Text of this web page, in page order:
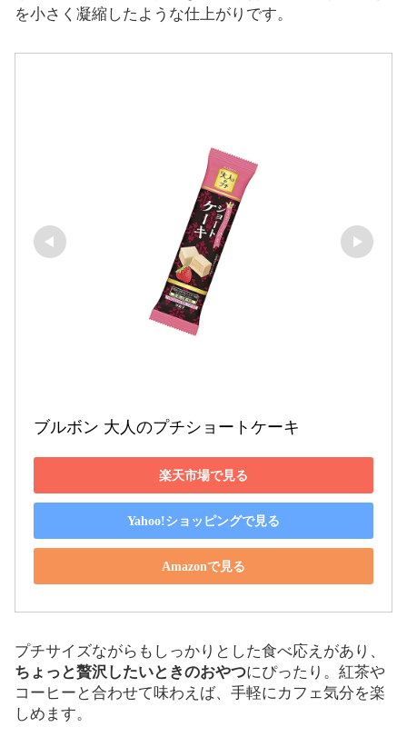
を小さく凝縮したような仕上がりです。
ブルボン 大人のプチショートケーキ
楽天市場で見る
Yahoo!ショッピングで見る
Amazonで見る
プチサイズながらもしっかりとした食べ応えがあり、
ちょっと贅沢したいときのおやつにぴったり。紅茶や
コーヒーと合わせて味わえば、手軽にカフェ気分を楽
しめます。